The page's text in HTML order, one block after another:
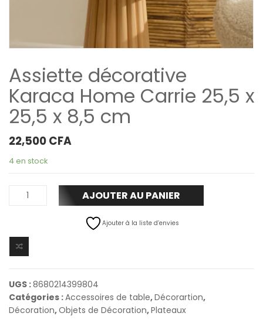
Assiette décorative
Karaca Home Carrie 25,5 x
25,5 x 8,5 cm
22,500CFA
4 en stock
AJOUTER AU PANIER
Ajouter à la liste d’envies
UGS :8680214399804
Catégories :Accessoires de table,Décorartion,
Décoration,Objets de Décoration,Plateaux